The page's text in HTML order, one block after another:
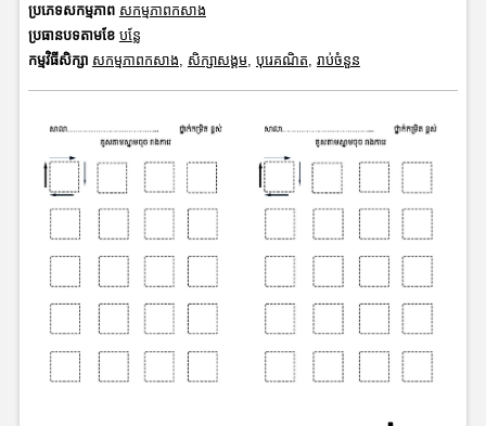
ប្រភេទសកម្មភាព សកម្មភាពកសាង
ប្រធានបទតាមខែ បន្លែ
កម្មវិធីសិក្សា សកម្មភាពកសាង សិក្សាសង្គម, បុរេគណិត រាប់ចំនួន